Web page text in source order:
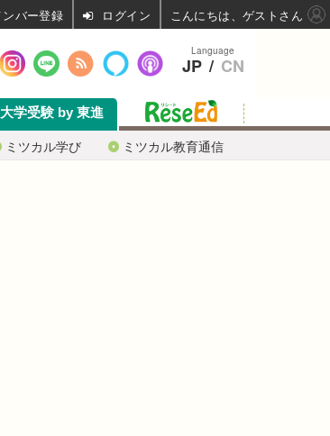
ミツカル学び ミツカル教育通信
大学受験 by 東進
Language
JP / CN
ログイン こんにちは、ゲストさん